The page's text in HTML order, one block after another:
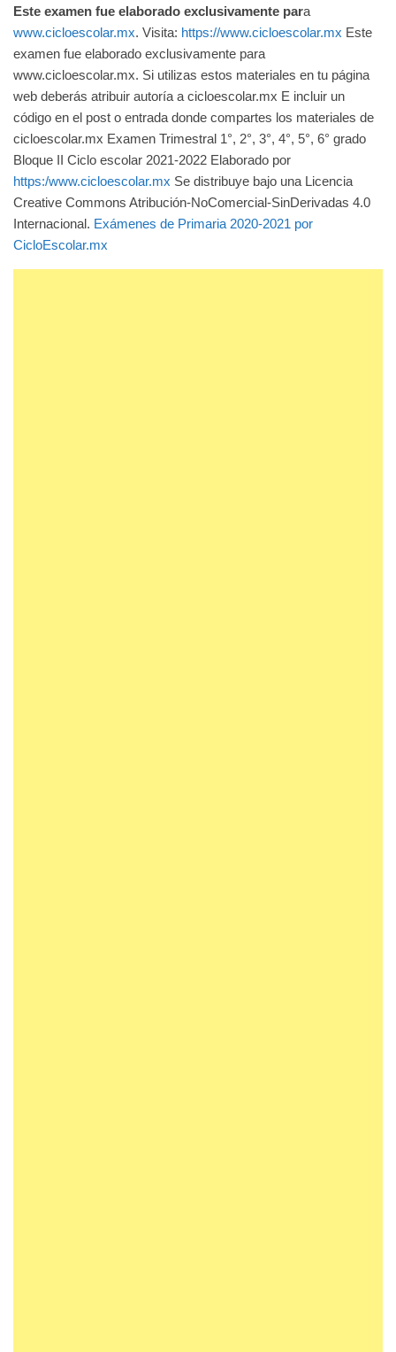
Este examen fue elaborado exclusivamente para
www.cicloescolar.mx. Visita: https://www.cicloescolar.mx Este
examen fue elaborado exclusivamente para
www.cicloescolar.mx. Si utilizas estos materiales en tu página
web deberás atribuir autoría a cicloescolar.mx E incluir un
código en el post o entrada donde compartes los materiales de
cicloescolar.mx Examen Trimestral 1°, 2°, 3°, 4°, 5°, 6° grado
Bloque II Ciclo escolar 2021-2022 Elaborado por
https:/www.cicloescolar.mx Se distribuye bajo una Licencia
Creative Commons Atribución-NoComercial-SinDerivadas 4.0
Internacional. Exámenes de Primaria 2020-2021 por
CicloEscolar.mx